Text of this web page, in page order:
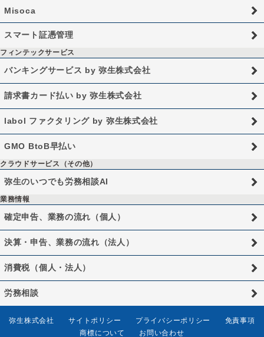
Misoca
スマート証憑管理
フィンテックサービス
バンキングサービス by 弥生株式会社
請求書カード払い by 弥生株式会社
labol ファクタリング by 弥生株式会社
GMO BtoB早払い
クラウドサービス（その他）
弥生のいつでも労務相談AI
業務情報
確定申告、業務の流れ（個人）
決算・申告、業務の流れ（法人）
消費税（個人・法人）
労務相談
弥生株式会社 サイトポリシー プライバシーポリシー
免責事項
商標について
お問い合わせ